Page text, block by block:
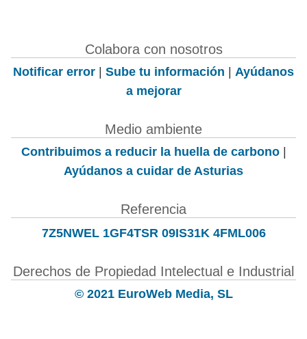
Colabora con nosotros
Notificar error | Sube tu información | Ayúdanos
a mejorar
Medio ambiente
Contribuimos a reducir la huella de carbono|
Ayúdanos a cuidar de Asturias
Referencia
7Z5NWEL 1GF4TSR 09IS31K 4FML006
Derechos de Propiedad Intelectual e Industrial
© 2021 EuroWeb Media, SL